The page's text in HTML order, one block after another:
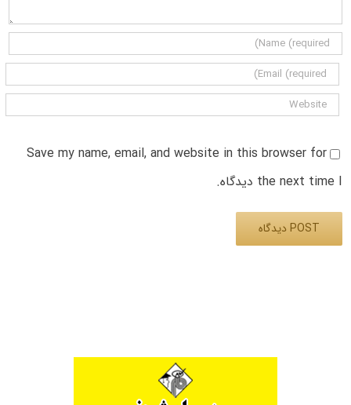
Save my name, email, and website in this browser for
the next time I دیدگاه.